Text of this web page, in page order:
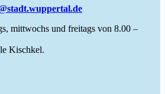
mittwochs und freitags von 8.00 –
Kischkel.